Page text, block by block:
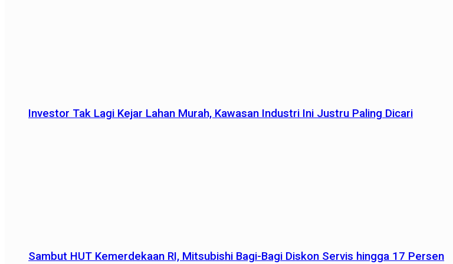
Investor Tak Lagi Kejar Lahan Murah, Kawasan Industri Ini Justru Paling Dicari
Sambut HUT Kemerdekaan RI, Mitsubishi Bagi-Bagi Diskon Servis hingga 17 Persen